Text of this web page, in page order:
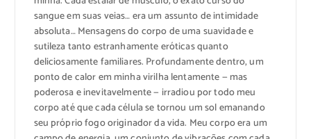
sangue em suas veias… era um assunto de intimidade
absoluta… Mensagens do corpo de uma suavidade e
sutileza tanto estranhamente eróticas quanto
deliciosamente familiares. Profundamente dentro, um
ponto de calor em minha virilha lentamente — mas
poderosa e inevitavelmente — irradiou por todo meu
corpo até que cada célula se tornou um sol emanando
seu próprio fogo originador da vida. Meu corpo era um